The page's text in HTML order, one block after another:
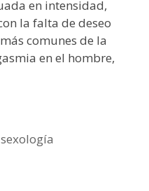
en intensidad,
la falta de deseo
comunes de la
en el hombre,
sexología